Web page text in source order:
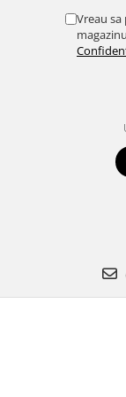
Vreau